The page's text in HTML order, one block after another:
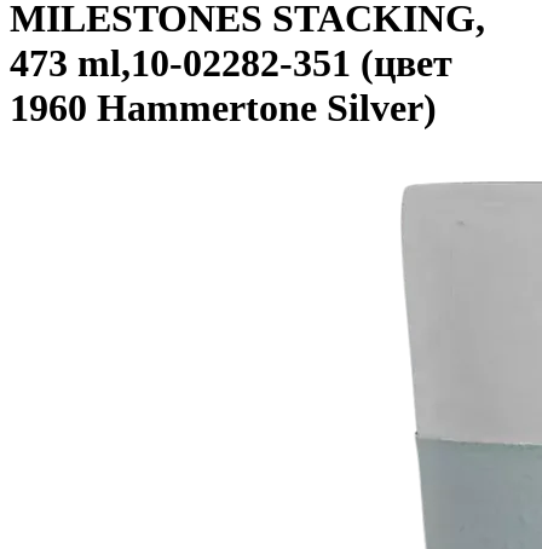
MILESTONES STACKING,
473 ml,10-02282-351 (цвет
1960 Hammertone Silver)